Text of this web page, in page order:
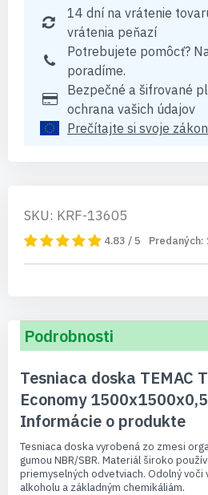
14 dní na vrátenie
vrátenia peňazí
Potrebujete pomôcť?
poradíme.
Bezpečné a šifrované
ochrana vašich údajov
Prečítajte si svoje
SKU: KRF-13605
4.83 / 5 Predaných:
Podrobnosti
Tesniaca doska TEMAC
Economy
Informácie o produkte
Tesniaca doska vyrobená zo zmesi
gumou NBR/SBR. Materiál široko
priemyselných odvetviach. Odolný voči
alkoholu a základným chemikáliám.